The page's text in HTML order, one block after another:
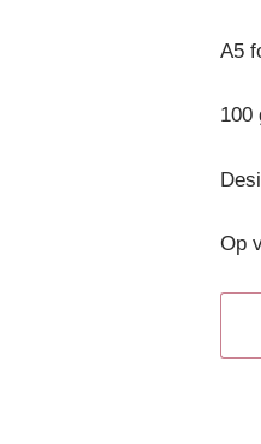
A5
100
Op